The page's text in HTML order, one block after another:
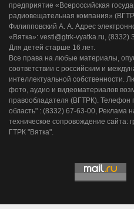
предприятие «Всероссийская
радиовещательная компания»
Филипповский А. А. Адрес
«Вятка»: vesti@gtrk-vyatka.ru, (8332)
Для детей старше 16 лет.
Все права на любые материалы,
соответствии с российским и
интеллектуальной собственности.
фото, аудио и видеоматериалов
правообладателя (ВГТРК). Телефон
область" : (8332) 67-63-00, Реклама
техническое сопровождение сайта:
ГТРК "Вятка".